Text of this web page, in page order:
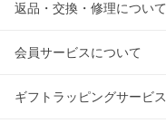
返品・交換・修理について
会員サービスについて
ギフトラッピングサービス